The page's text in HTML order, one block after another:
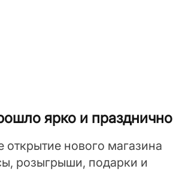
ярко и празднично
открытие нового магазина
розыгрыши, подарки и